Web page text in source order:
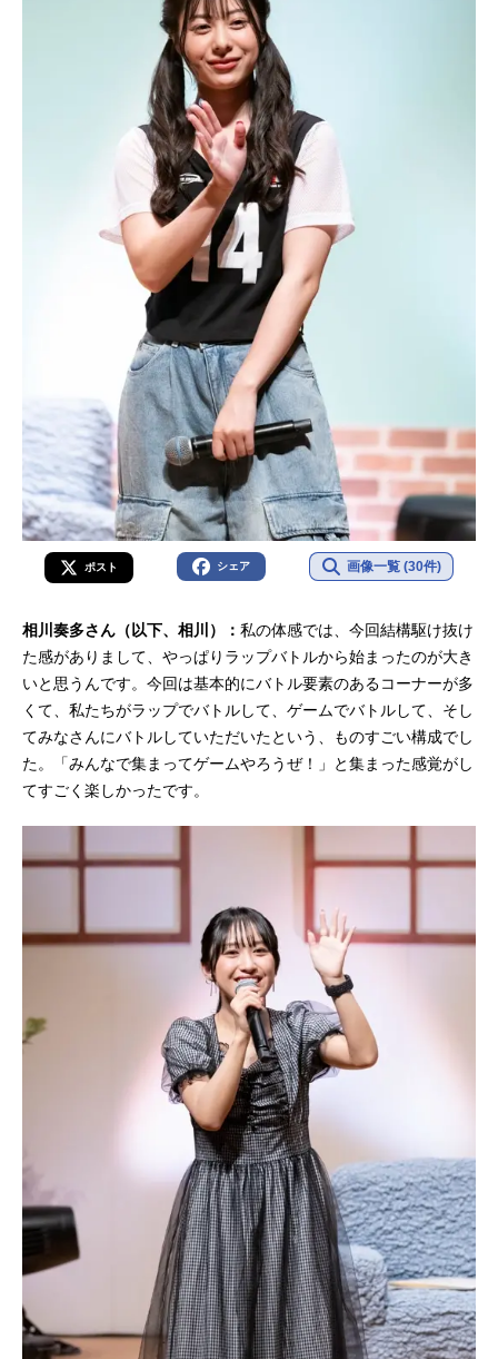
ポスト シェア 画像一覧 (30件)
相川奏多さん（以下、相川）： 私の体感では、今回結構駆け抜け
た感がありまして、やっぱりラップバトルから始まったのが大き
いと思うんです。今回は基本的にバトル要素のあるコーナーが多
くて、私たちがラップでバトルして、ゲームでバトルして、そし
てみなさんにバトルしていただいたという、ものすごい構成でし
た。「みんなで集まってゲームやろうぜ！」と集まった感覚がし
てすごく楽しかったです。